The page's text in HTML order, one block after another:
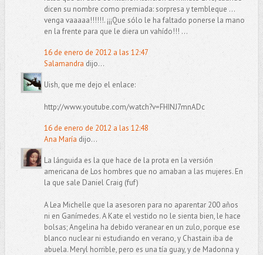
dicen su nombre como premiada: sorpresa y tembleque ...
venga vaaaaa!!!!!!. ¡¡¡Que sólo le ha faltado ponerse la mano
en la frente para que le diera un vahído!!! ...
16 de enero de 2012 a las 12:47
Salamandra dijo...
Uish, que me dejo el enlace:
http://www.youtube.com/watch?v=FHINJ7mnADc
16 de enero de 2012 a las 12:48
Ana María dijo...
La lánguida es la que hace de la prota en la versión
americana de Los hombres que no amaban a las mujeres. En
la que sale Daniel Craig (fuf)
A Lea Michelle que la asesoren para no aparentar 200 años
ni en Ganímedes. A Kate el vestido no le sienta bien, le hace
bolsas; Angelina ha debido veranear en un zulo, porque ese
blanco nuclear ni estudiando en verano, y Chastain iba de
abuela. Meryl horrible, pero es una tía guay, y de Madonna y